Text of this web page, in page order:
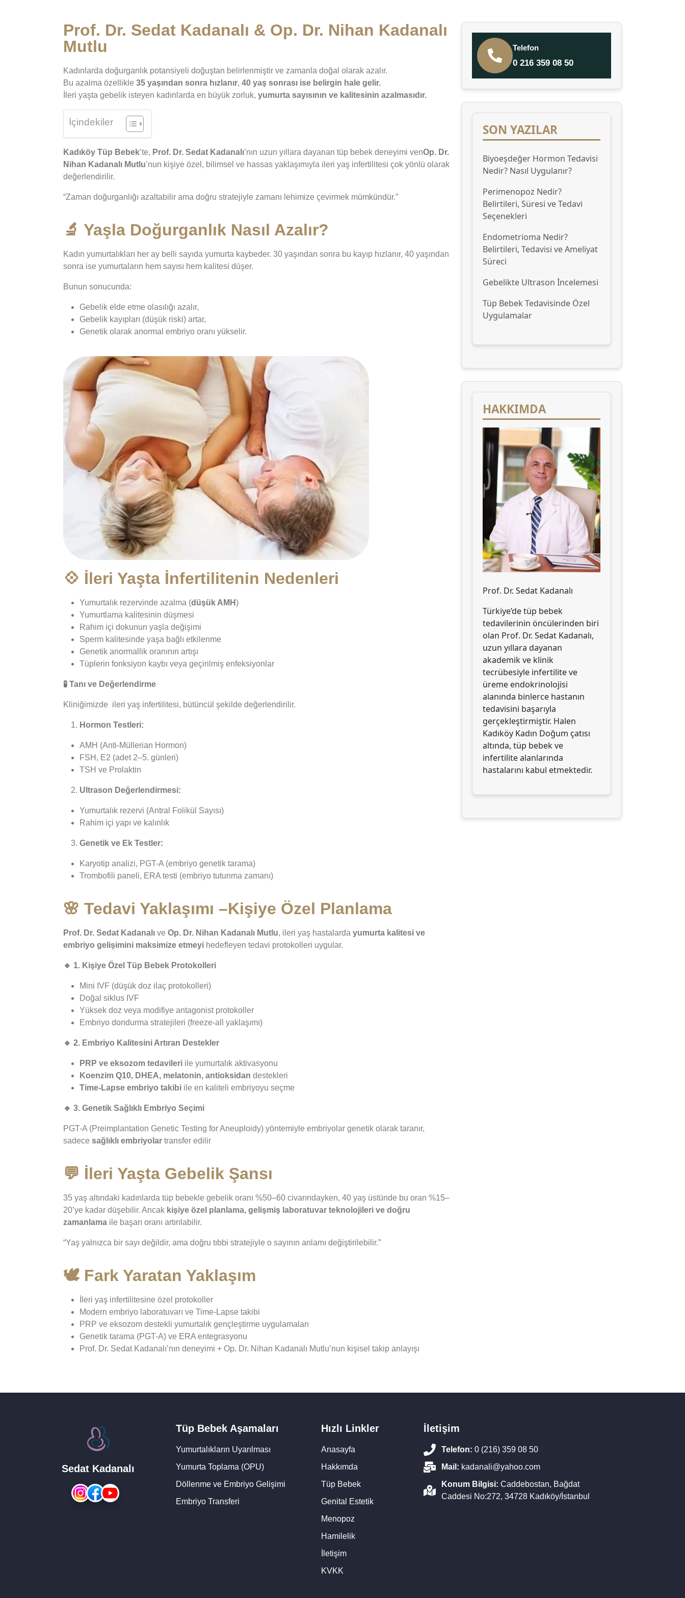
Prof. Dr. Sedat Kadanalı & Op. Dr. Nihan Kadanalı
Mutlu
Kadınlarda doğurganlık potansiyeli doğuştan belirlenmiştir ve zamanla doğal olarak azalır.
Bu azalma özellikle 35 yaşından sonra hızlanır, 40 yaş sonrası ise belirgin hale gelir.
İleri yaşta gebelik isteyen kadınlarda en büyük zorluk, yumurta sayısının ve kalitesinin azalmasıdır.
İçindekiler
Kadıköy Tüp Bebek’te, Prof. Dr. Sedat Kadanalı’nın uzun yıllara dayanan tüp bebek deneyimi venOp. Dr.
Nihan Kadanalı Mutlu’nun kişiye özel, bilimsel ve hassas yaklaşımıyla ileri yaş infertilitesi çok yönlü olarak
değerlendirilir.
“Zaman doğurganlığı azaltabilir ama doğru stratejiyle zamanı lehimize çevirmek mümkündür.”
🔬 Yaşla Doğurganlık Nasıl Azalır?
Kadın yumurtalıkları her ay belli sayıda yumurta kaybeder. 30 yaşından sonra bu kayıp hızlanır, 40 yaşından
sonra ise yumurtaların hem sayısı hem kalitesi düşer.
Bunun sonucunda:
Gebelik elde etme olasılığı azalır,
Gebelik kayıpları (düşük riski) artar,
Genetik olarak anormal embriyo oranı yükselir.
💠 İleri Yaşta İnfertilitenin Nedenleri
Yumurtalık rezervinde azalma (düşük AMH )
Yumurtlama kalitesinin düşmesi
Rahim içi dokunun yaşla değişimi
Sperm kalitesinde yaşa bağlı etkilenme
Genetik anormallik oranının artışı
Tüplerin fonksiyon kaybı veya geçirilmiş enfeksiyonlar
🧪 Tanı ve Değerlendirme
Kliniğimizde ileri yaş infertilitesi, bütüncül şekilde değerlendirilir.
Hormon Testleri:
AMH (Anti-Müllerian Hormon)
FSH, E2 (adet 2–5. günleri)
TSH ve Prolaktin
Ultrason Değerlendirmesi:
Yumurtalık rezervi (Antral Folikül Sayısı)
Rahim içi yapı ve kalınlık
Genetik ve Ek Testler:
Karyotip analizi, PGT-A (embriyo genetik tarama)
Trombofili paneli, ERA testi (embriyo tutunma zamanı)
🌸 Tedavi Yaklaşımı –Kişiye Özel Planlama
Prof. Dr. Sedat Kadanalı ve Op. Dr. Nihan Kadanalı Mutlu, ileri yaş hastalarda yumurta kalitesi ve
embriyo gelişimini maksimize etmeyi hedefleyen tedavi protokolleri uygular.
🔹 1. Kişiye Özel Tüp Bebek Protokolleri
Mini IVF (düşük doz ilaç protokolleri)
Doğal siklus IVF
Yüksek doz veya modifiye antagonist protokoller
Embriyo dondurma stratejileri (freeze-all yaklaşımı)
🔹 2. Embriyo Kalitesini Artıran Destekler
PRP ve eksozom tedavileri ile yumurtalık aktivasyonu
Koenzim Q10, DHEA, melatonin, antioksidan destekleri
Time-Lapse embriyo takibi ile en kaliteli embriyoyu seçme
🔹 3. Genetik Sağlıklı Embriyo Seçimi
PGT-A (Preimplantation Genetic Testing for Aneuploidy) yöntemiyle embriyolar genetik olarak taranır,
sadece sağlıklı embriyolar transfer edilir
💬 İleri Yaşta Gebelik Şansı
35 yaş altındaki kadınlarda tüp bebekle gebelik oranı %50–60 civarındayken, 40 yaş üstünde bu oran %15–
20’ye kadar düşebilir. Ancak kişiye özel planlama, gelişmiş laboratuvar teknolojileri ve doğru
zamanlama ile başarı oranı artırılabilir.
“Yaş yalnızca bir sayı değildir, ama doğru tıbbi stratejiyle o sayının anlamı değiştirilebilir.”
🕊️ Fark Yaratan Yaklaşım
İleri yaş infertilitesine özel protokoller
Modern embriyo laboratuvarı ve Time-Lapse takibi
PRP ve eksozom destekli yumurtalık gençleştirme uygulamaları
Genetik tarama (PGT-A) ve ERA entegrasyonu
Prof. Dr. Sedat Kadanalı’nın deneyimi + Op. Dr. Nihan Kadanalı Mutlu’nun kişisel takip anlayışı
Telefon
0 216 359 08 50
SON YAZILAR
Biyoeşdeğer Hormon Tedavisi
Nedir? Nasıl Uygulanır?
Perimenopoz Nedir?
Belirtileri, Süresi ve Tedavi
Seçenekleri
Endometrioma Nedir?
Belirtileri, Tedavisi ve Ameliyat
Süreci
Gebelikte Ultrason İncelemesi
Tüp Bebek Tedavisinde Özel
Uygulamalar
HAKKIMDA
Prof. Dr. Sedat Kadanalı
Türkiye’de tüp bebek
tedavilerinin öncülerinden biri
olan Prof. Dr. Sedat Kadanalı,
uzun yıllara dayanan
akademik ve klinik
tecrübesiyle infertilite ve
üreme endokrinolojisi
alanında binlerce hastanın
tedavisini başarıyla
gerçekleştirmiştir. Halen
Kadıköy Kadın Doğum çatısı
altında, tüp bebek ve
infertilite alanlarında
hastalarını kabul etmektedir.
Sedat Kadanalı
Tüp Bebek Aşamaları
Yumurtalıkların Uyarılması
Yumurta Toplama (OPU)
Döllenme ve Embriyo Gelişimi
Embriyo Transferi
Hızlı Linkler
Anasayfa
Hakkımda
Tüp Bebek
Genital Estetik
Menopoz
Hamilelik
İletişim
KVKK
İletişim
Telefon: 0 (216) 359 08 50
Mail: kadanali@yahoo.com
Konum Bilgisi: Caddebostan, Bağdat
Caddesi No:272, 34728 Kadıköy/İstanbul